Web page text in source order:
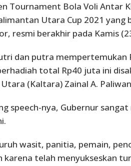
Tournament Bola Voli Antar
Utara Cup 2021 yang
resmi berakhir pada Kamis
dan putra mempertemukan
total Rp40 juta ini
(Kaltara) Zainal A.
speech-nya, Gubernur
wasit, panitia, pemain,
karena telah menyukseskan